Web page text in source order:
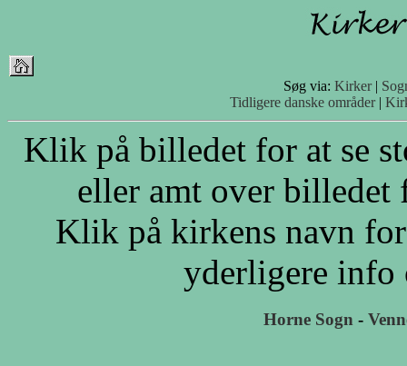
Søg via: Kirker|
Tidligere danske områder|
Klik på billedet for at se
eller amt over billedet
Klik på kirkens navn
yderligere info
Horne Sogn -